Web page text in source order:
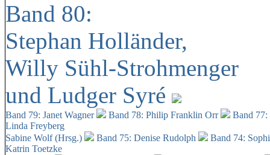
Band 80:
Stephan Holländer,
Willy Sühl-Strohmenger
und Ludger Syré
Band 79: Janet Wagner Band 78: Philip Franklin Orr
Band
Linda Freyberg
Sabine Wolf (Hrsg.)
Band 75: Denise Rudolph
Band 74:
Katrin Toetzke